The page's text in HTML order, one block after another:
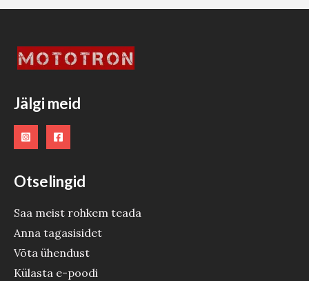
Jälgi meid
Otselingid
Saa meist rohkem teada
Anna tagasisidet
Võta ühendust
Külasta e-poodi